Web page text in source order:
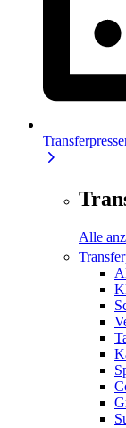
Alle